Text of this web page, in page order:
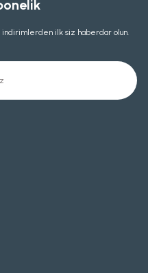
indirimlerden ilk siz haberdar olun.